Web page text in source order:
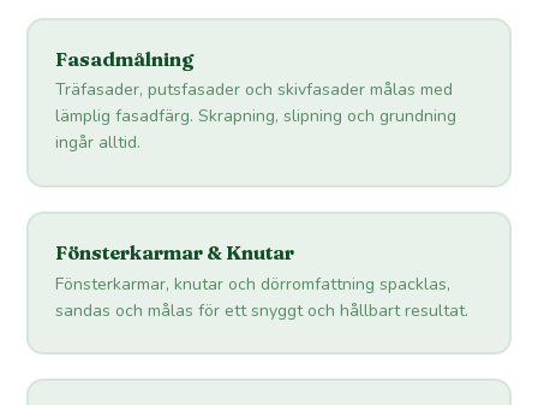
Fasadmålning
Träfasader, putsfasader och skivfasader målas med
lämplig fasadfärg. Skrapning, slipning och grundning
ingår alltid.
Fönsterkarmar & Knutar
Fönsterkarmar, knutar och dörromfattning spacklas,
sandas och målas för ett snyggt och hållbart resultat.